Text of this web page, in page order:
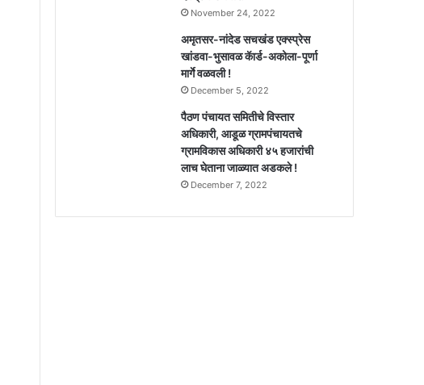
November 24, 2022
अमृतसर-नांदेड सचखंड एक्स्प्रेस
खांडवा-भुसावळ कॅार्ड-अकोला-पूर्णा
मार्गे वळवली !
December 5, 2022
पैठण पंचायत समितीचे विस्तार
अधिकारी, आडूळ ग्रामपंचायतचे
ग्रामविकास अधिकारी ४५ हजारांची
लाच घेताना जाळ्यात अडकले !
December 7, 2022